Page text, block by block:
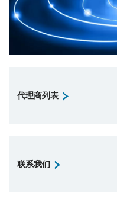
代理商列表
联系我们